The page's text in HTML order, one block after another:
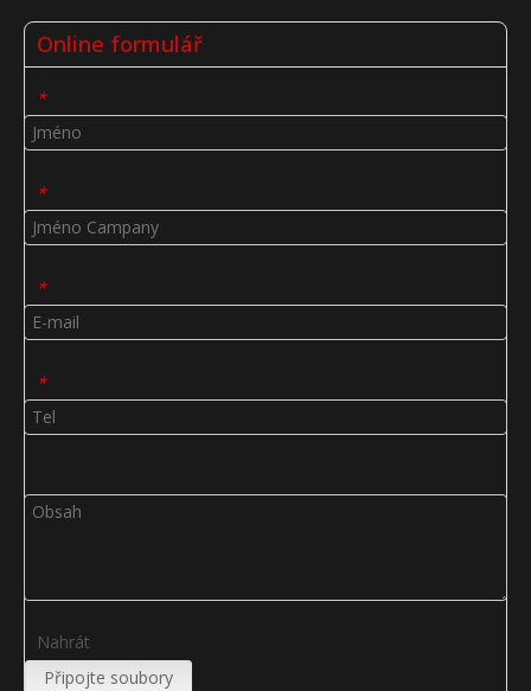
Online formulář
*
*
*
*
Nahrát
Připojte soubory